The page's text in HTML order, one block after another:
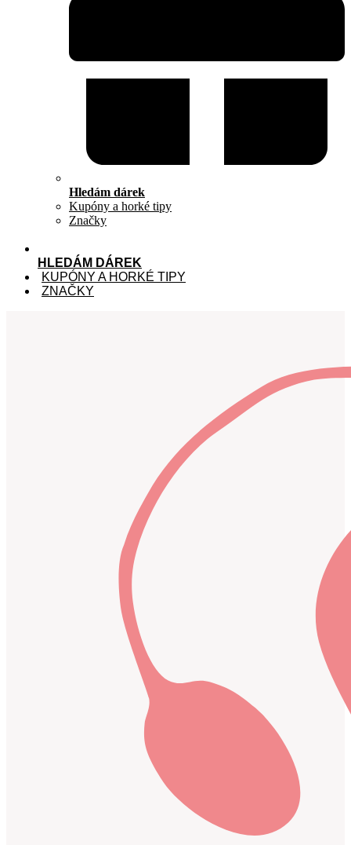
Hledám dárek
Kupóny a horké tipy
Značky
HLEDÁM DÁREK
KUPÓNY A HORKÉ TIPY
ZNAČKY